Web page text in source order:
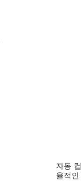
자동
율적